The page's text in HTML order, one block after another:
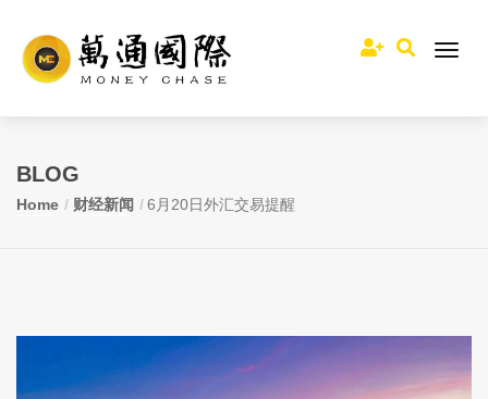
BLOG
Home 财经新闻 6月20日外汇交易提醒